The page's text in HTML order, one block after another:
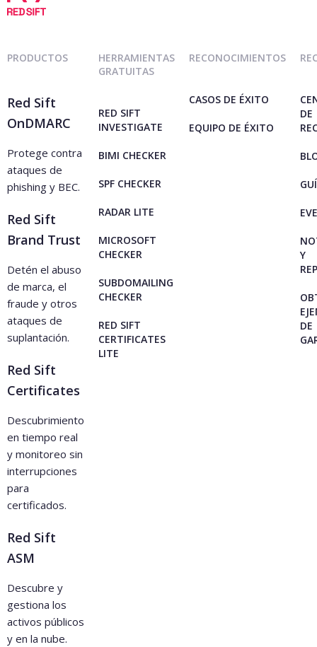
PRODUCTOS
Red Sift
OnDMARC
Protege contra
ataques de
phishing y BEC.
Red Sift
Brand Trust
Detén el abuso
de marca, el
fraude y otros
ataques de
suplantación.
Red Sift
Certificates
Descubrimiento
en tiempo real
y monitoreo sin
interrupciones
para
certificados.
Red Sift
ASM
Descubre y
gestiona los
activos públicos
y en la nube.
HERRAMIENTAS
GRATUITAS
RED SIFT
INVESTIGATE
BIMI CHECKER
SPF CHECKER
RADAR LITE
MICROSOFT
CHECKER
SUBDOMAILING
CHECKER
RED SIFT
CERTIFICATES
LITE
RECONOCIMIENTOS
CASOS DE ÉXITO
EQUIPO DE ÉXITO
DE
Y
DE